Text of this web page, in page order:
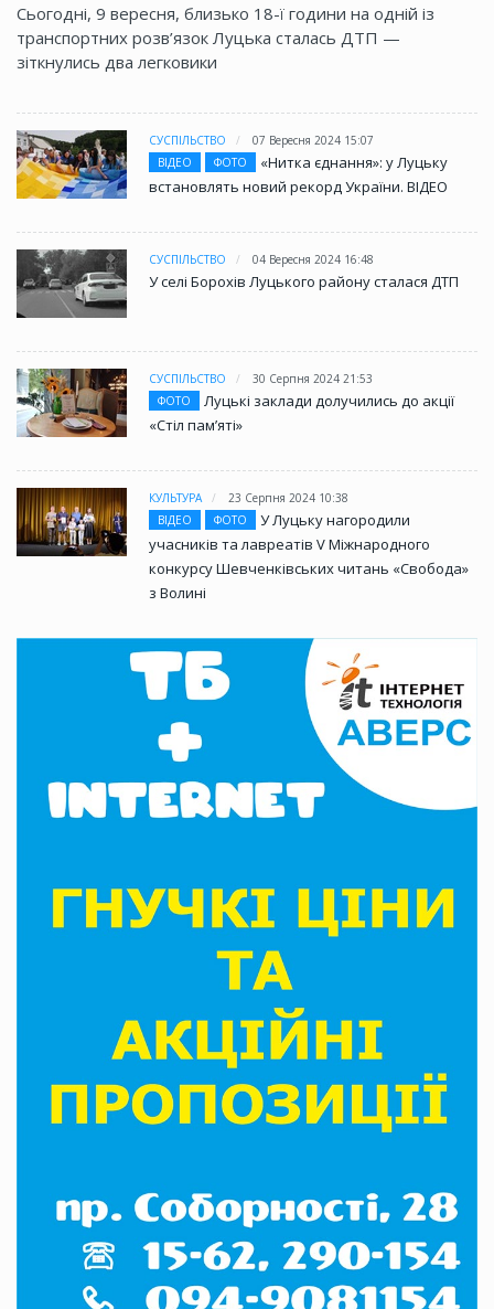
Сьогодні, 9 вересня, близько 18-ї години на одній із
транспортних розв’язок Луцька сталась ДТП —
зіткнулись два легковики
СУСПІЛЬСТВО
07 Вересня 2024 15:07
ВІДЕО
ФОТО
«Нитка єднання»: у Луцьку
встановлять новий рекорд України. ВІДЕО
СУСПІЛЬСТВО 04 Вересня 2024 16:48
У селі Борохів Луцького району сталася ДТП
СУСПІЛЬСТВО
30 Серпня 2024 21:53
ФОТО
Луцькі заклади долучились до акції
«Стіл памʼяті»
КУЛЬТУРА
23 Серпня 2024 10:38
ВІДЕО
ФОТО
У Луцьку нагородили
учасників та лавреатів V Міжнародного
конкурсу Шевченківських читань «Свобода»
з Волині